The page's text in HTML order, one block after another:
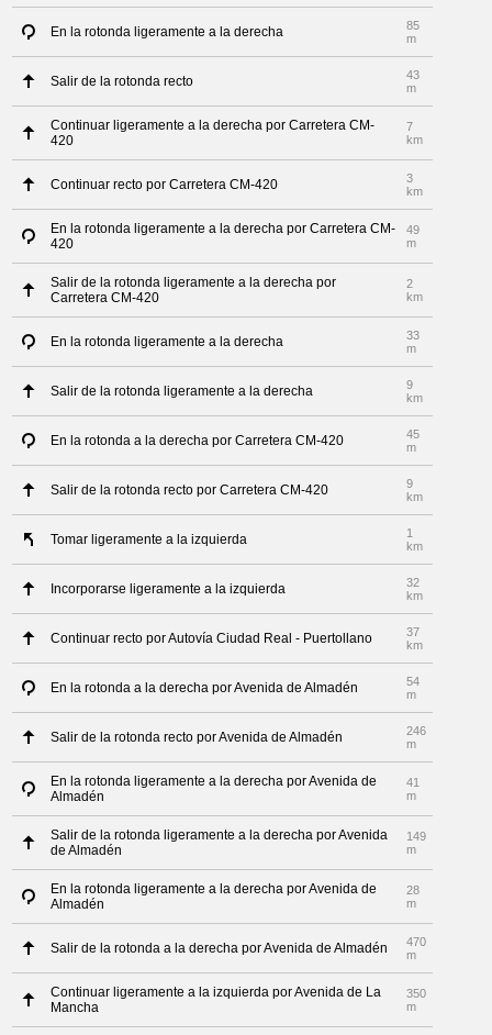
En la rotonda ligeramente a la derecha
85
m
Salir de la rotonda recto
43
m
Continuar ligeramente a la derecha por Carretera CM-
420
7
km
Continuar recto por Carretera CM-420
3
km
En la rotonda ligeramente a la derecha por Carretera CM-
420
49
m
Salir de la rotonda ligeramente a la derecha por
Carretera CM-420
2
km
En la rotonda ligeramente a la derecha
33
m
Salir de la rotonda ligeramente a la derecha
9
km
En la rotonda a la derecha por Carretera CM-420
45
m
Salir de la rotonda recto por Carretera CM-420
9
km
Tomar ligeramente a la izquierda
1
km
Incorporarse ligeramente a la izquierda
32
km
Continuar recto por Autovía Ciudad Real - Puertollano
37
km
En la rotonda a la derecha por Avenida de Almadén
54
m
Salir de la rotonda recto por Avenida de Almadén
246
m
En la rotonda ligeramente a la derecha por Avenida de
Almadén
41
m
Salir de la rotonda ligeramente a la derecha por Avenida
de Almadén
149
m
En la rotonda ligeramente a la derecha por Avenida de
Almadén
28
m
Salir de la rotonda a la derecha por Avenida de Almadén
470
m
Continuar ligeramente a la izquierda por Avenida de La
Mancha
350
m